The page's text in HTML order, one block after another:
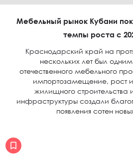
Мебельный рынок Кубани
темпы роста с
Краснодарский край на
нескольких лет был
отечественного мебельного
импортозамещение, рост
жилищного строительства
инфраструктуры создали
появления сотен